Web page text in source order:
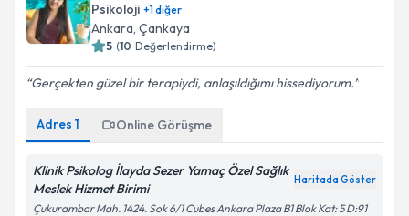
Psikoloji +1diğer
Ankara, Çankaya
5 (10 Değerlendirme)
Gerçekten güzel bir terapiydi, anlaşıldığımı hissediyorum.
Adres 1 Online Görüşme
Klinik Psikolog İlayda Sezer Yamaç Özel Sağlık
Meslek Hizmet Birimi
Haritada Göster
Çukurambar Mah. 1424. Sok 6/1 Cubes Ankara Plaza B1 Blok Kat: 5 D:91